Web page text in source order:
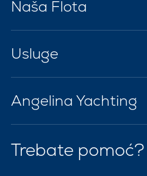
Naša Flota
Usluge
Angelina Yachting
Trebate pomoć?